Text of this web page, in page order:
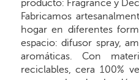
producto: Fragrance y
Fabricamos
hogar en diferentes
espacio: difusor spray,
aromáticas. Con
reciclables, cera 100%